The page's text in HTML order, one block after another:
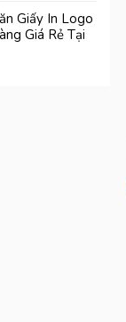
Giấy In Logo
Giá Rẻ Tại